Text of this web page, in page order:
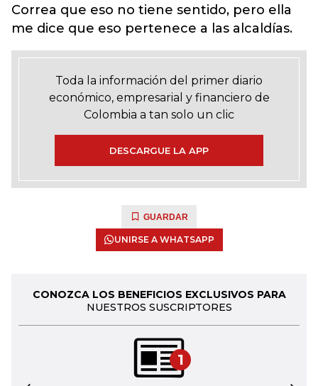
Correa que eso no tiene sentido, pero ella
me dice que eso pertenece a las alcaldías.
Toda la información del primer diario
económico, empresarial y financiero de
Colombia a tan solo un clic
DESCARGUE LA APP
GUARDAR
UNIRSE A WHATSAPP
CONOZCA LOS BENEFICIOS EXCLUSIVOS PARA
NUESTROS SUSCRIPTORES
1